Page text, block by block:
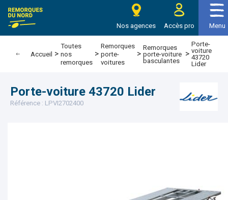
Remorques du nord
Nos agences Accès pro Menu
Accueil >
Toutes
nos
remorques
>
Remorques
porte-
voitures
>
Remorques
porte-voiture
basculantes
>
Porte-
voiture
43720
Lider
Porte-voiture 43720 Lider
Référence : LPVI2702400